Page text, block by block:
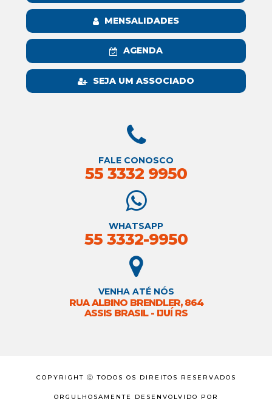
MENSALIDADES
AGENDA
SEJA UM ASSOCIADO
FALE CONOSCO
55 3332 9950
WHATSAPP
55 3332-9950
VENHA ATÉ NÓS
RUA ALBINO BRENDLER, 864
ASSIS BRASIL - IJUÍ RS
COPYRIGHT Ⓒ TODOS OS DIREITOS RESERVADOS
ORGULHOSAMENTE DESENVOLVIDO POR